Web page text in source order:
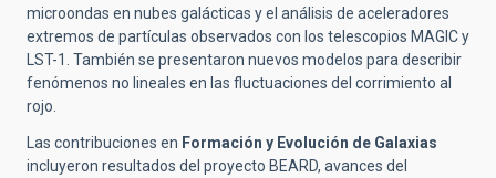
microondas en nubes galácticas y el análisis de aceleradores
extremos de partículas observados con los telescopios MAGIC y
LST-1. También se presentaron nuevos modelos para describir
fenómenos no lineales en las fluctuaciones del corrimiento al
rojo.
Las contribuciones en Formación y Evolución de Galaxias
incluyeron resultados del proyecto BEARD, avances del